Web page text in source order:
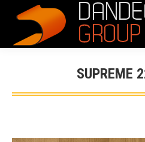
SUPREME